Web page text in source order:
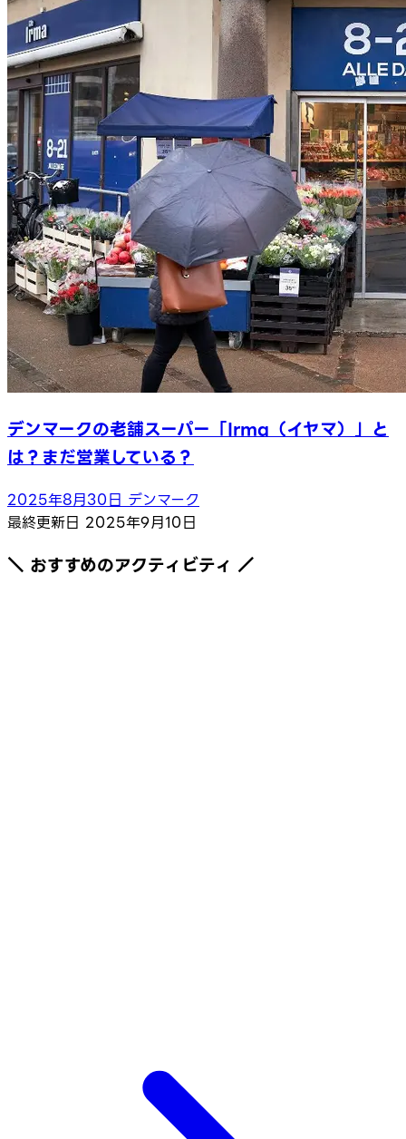
デンマークの老舗スーパー「Irma（イヤマ）」と
は？まだ営業している？
2025年8月30日 デンマーク
最終更新日 2025年9月10日
＼ おすすめのアクティビティ ／